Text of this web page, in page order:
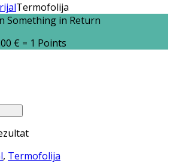
Termofolija
Something in Return
€ = 1 Points
, Termofolija